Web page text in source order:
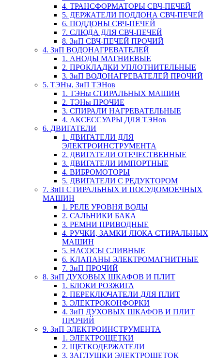
4. ТРАНСФОРМАТОРЫ СВЧ-ПЕЧЕЙ
5. ДЕРЖАТЕЛИ ПОДДОНА СВЧ-ПЕЧЕЙ
6. ПОДДОНЫ СВЧ-ПЕЧЕЙ
7. СЛЮДА ДЛЯ СВЧ-ПЕЧЕЙ
8. ЗиП СВЧ-ПЕЧЕЙ ПРОЧИЙ
4. ЗиП ВОДОНАГРЕВАТЕЛЕЙ
1. АНОДЫ МАГНИЕВЫЕ
2. ПРОКЛАДКИ УПЛОТНИТЕЛЬНЫЕ
3. ЗиП ВОДОНАГРЕВАТЕЛЕЙ ПРОЧИЙ
5. ТЭНы, ЗиП ТЭНов
1. ТЭНы СТИРАЛЬНЫХ МАШИН
2. ТЭНы ПРОЧИЕ
3. СПИРАЛИ НАГРЕВАТЕЛЬНЫЕ
4. АКСЕССУАРЫ ДЛЯ ТЭНов
6. ДВИГАТЕЛИ
1. ДВИГАТЕЛИ ДЛЯ
ЭЛЕКТРОИНСТРУМЕНТА
2. ДВИГАТЕЛИ ОТЕЧЕСТВЕННЫЕ
3. ДВИГАТЕЛИ ИМПОРТНЫЕ
4. ВИБРОМОТОРЫ
5. ДВИГАТЕЛИ С РЕДУКТОРОМ
7. ЗиП СТИРАЛЬНЫХ И ПОСУДОМОЕЧНЫХ
МАШИН
1. РЕЛЕ УРОВНЯ ВОДЫ
2. САЛЬНИКИ БАКА
3. РЕМНИ ПРИВОДНЫЕ
4. РУЧКИ, ЗАМКИ ЛЮКА СТИРАЛЬНЫХ
МАШИН
5. НАСОСЫ СЛИВНЫЕ
6. КЛАПАНЫ ЭЛЕКТРОМАГНИТНЫЕ
7. ЗиП ПРОЧИЙ
8. ЗиП ДУХОВЫХ ШКАФОВ И ПЛИТ
1. БЛОКИ РОЗЖИГА
2. ПЕРЕКЛЮЧАТЕЛИ ДЛЯ ПЛИТ
3. ЭЛЕКТРОКОНФОРКИ
4. ЗиП ДУХОВЫХ ШКАФОВ И ПЛИТ
ПРОЧИЙ
9. ЗиП ЭЛЕКТРОИНСТРУМЕНТА
1. ЭЛЕКТРОЩЕТКИ
2. ЩЕТКОДЕРЖАТЕЛИ
3. ЗАГЛУШКИ ЭЛЕКТРОЩЕТОК